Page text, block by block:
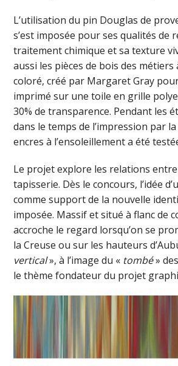
L’utilisation du pin Douglas de
s’est imposée pour ses qualités de
traitement chimique et sa texture
aussi les pièces de bois des
coloré, créé par Margaret Gray
imprimé sur une toile en grille
30% de transparence. Pendant les
dans le temps de l’impression par
encres à l’ensoleillement a été
Le projet explore les relations
tapisserie. Dès le concours, l’idée
comme support de la nouvelle
imposée. Massif et situé à flanc de
accroche le regard lorsqu’on se
la Creuse ou sur les hauteurs
vertical», à l’image du « tombé»
le thème fondateur du projet